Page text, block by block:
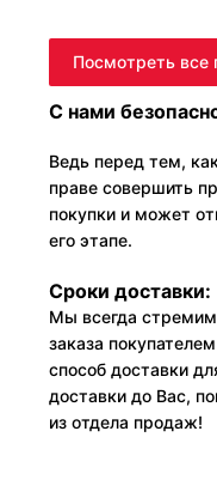
Посмотреть все
С нами
Ведь перед тем,
праве совершить
покупки и может
его этапе.
Сроки доставки:
Мы всегда
заказа
способ доставки
доставки до Вас,
из отдела продаж!